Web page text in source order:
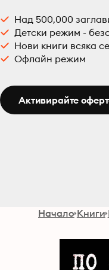
Над 500,000
Детски режим -
Нови книги всяка
Офлайн режим
Активирайте
Начало Книги